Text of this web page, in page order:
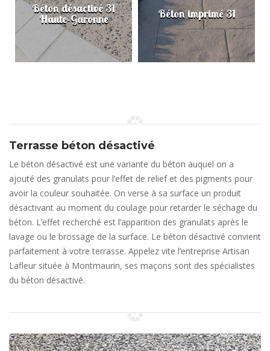
Béton désactivé 31
Haute-Garonne Béton imprimé 31
Terrasse béton désactivé
Le béton désactivé est une variante du béton auquel on a
ajouté des granulats pour l’effet de relief et des pigments pour
avoir la couleur souhaitée. On verse à sa surface un produit
désactivant au moment du coulage pour retarder le séchage du
béton. L’effet recherché est l’apparition des granulats après le
lavage ou le brossage de la surface. Le béton désactivé convient
parfaitement à votre terrasse. Appelez vite l’entreprise Artisan
Lafleur située à Montmaurin, ses maçons sont des spécialistes
du béton désactivé.